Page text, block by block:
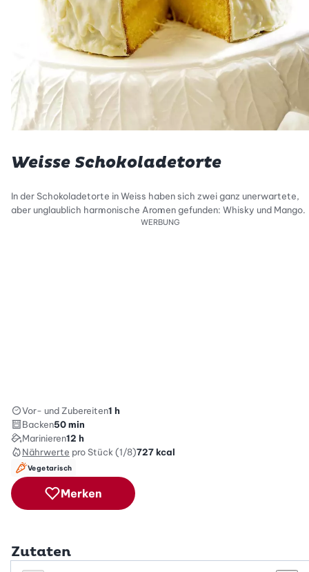
Weisse Schokoladetorte
In der Schokoladetorte in Weiss haben sich zwei ganz unerwartete,
aber unglaublich harmonische Aromen gefunden: Whisky und Mango.
WERBUNG
Vor- und Zubereiten1 h
Backen50 min
Marinieren12 h
Nährwerte pro Stück (1/8)727kcal
Vegetarisch
Merken
Zutaten